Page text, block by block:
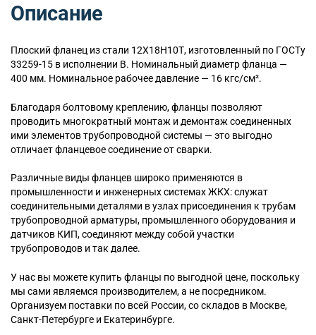
Описание
Плоский фланец из стали 12Х18Н10Т, изготовленный по ГОСТу
33259-15 в исполнении B. Номинальный диаметр фланца —
400 мм. Номинальное рабочее давление — 16 кгс/см².
Благодаря болтовому креплению, фланцы позволяют
проводить многократный монтаж и демонтаж соединенных
ими элементов трубопроводной системы — это выгодно
отличает фланцевое соединение от сварки.
Различные виды фланцев широко применяются в
промышленности и инженерных системах ЖКХ: служат
соединительными деталями в узлах присоединения к трубам
трубопроводной арматуры, промышленного оборудования и
датчиков КИП, соединяют между собой участки
трубопроводов и так далее.
У нас вы можете купить фланцы по выгодной цене, поскольку
мы сами являемся производителем, а не посредником.
Организуем поставки по всей России, со складов в Москве,
Санкт-Петербурге и Екатеринбурге.